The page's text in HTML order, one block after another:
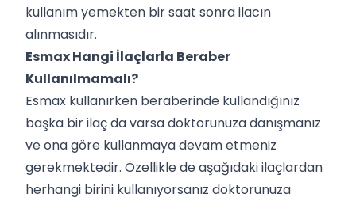
kullanım yemekten bir saat sonra ilacın
alınmasıdır.
Esmax Hangi İlaçlarla Beraber
Kullanılmamalı?
Esmax kullanırken beraberinde kullandığınız
başka bir ilaç da varsa doktorunuza danışmanız
ve ona göre kullanmaya devam etmeniz
gerekmektedir. Özellikle de aşağıdaki ilaçlardan
herhangi birini kullanıyorsanız doktorunuza